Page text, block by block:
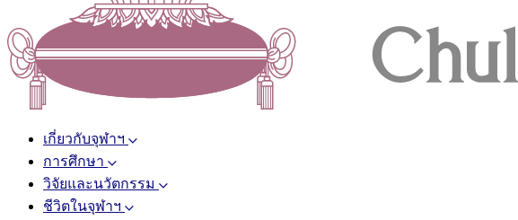
เกี่ยวกับจุฬาฯ
การศึกษา
วิจัยและนวัตกรรม
ชีวิตในจุฬาฯ